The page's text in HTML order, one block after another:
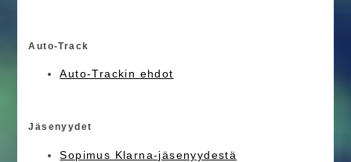
Auto-Track
Auto-Trackin ehdot
Jäsenyydet
Sopimus Klarna-jäsenyydestä